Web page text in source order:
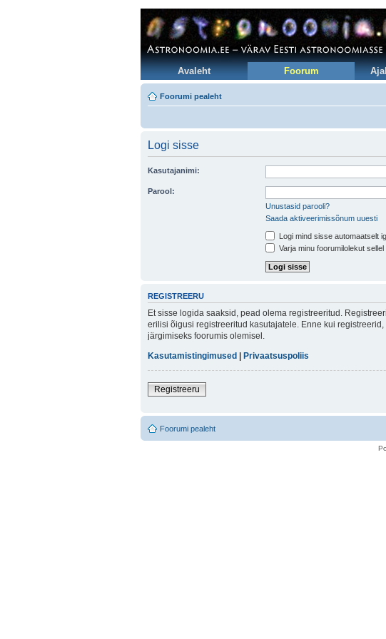
Avaleht Foorum
Foorumi pealeht
Logi sisse
Kasutajanimi:
Parool:
Unustasid parooli?
Saada aktiveerimissõnum uuesti
Logi mind sisse automaatselt
Varja minu foorumilolekut
REGISTREERU
Et sisse logida saaksid, pead olema registreeritud.
erilisi õigusi registreeritud kasutajatele. Enne kui
järgimiseks foorumis olemisel.
Kasutamistingimused | Privaatsuspoliis
Registreeru
Foorumi pealeht
Po